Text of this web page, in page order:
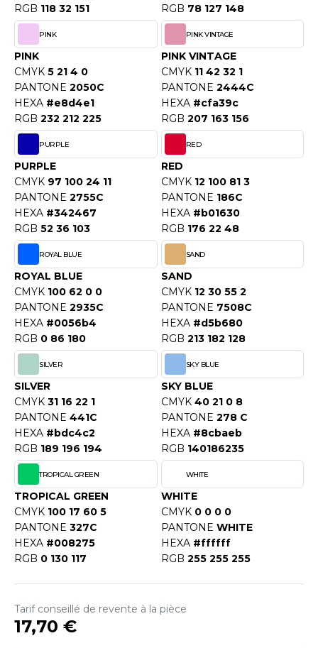
RGB 118 32 151
RGB 78 127 148
PINK
PINK
CMYK 5 21 4 0
PANTONE 2050C
HEXA #e8d4e1
RGB 232 212 225
PINK VINTAGE
PINK VINTAGE
CMYK 11 42 32 1
PANTONE 2444C
HEXA #cfa39c
RGB 207 163 156
PURPLE
PURPLE
CMYK 97 100 24 11
PANTONE 2755C
HEXA #342467
RGB 52 36 103
RED
RED
CMYK 12 100 81 3
PANTONE 186C
HEXA #b01630
RGB 176 22 48
ROYAL BLUE
ROYAL BLUE
CMYK 100 62 0 0
PANTONE 2935C
HEXA #0056b4
RGB 0 86 180
SAND
SAND
CMYK 12 30 55 2
PANTONE 7508C
HEXA #d5b680
RGB 213 182 128
SILVER
SILVER
CMYK 31 16 22 1
PANTONE 441C
HEXA #bdc4c2
RGB 189 196 194
SKY BLUE
SKY BLUE
CMYK 40 21 0 8
PANTONE 278 C
HEXA #8cbaeb
RGB 140186235
TROPICAL GREEN
TROPICAL GREEN
CMYK 100 17 60 5
PANTONE 327C
HEXA #008275
RGB 0 130 117
WHITE
WHITE
CMYK 0 0 0 0
PANTONE WHITE
HEXA #ffffff
RGB 255 255 255
Tarif conseillé de revente à la pièce
17,70 €